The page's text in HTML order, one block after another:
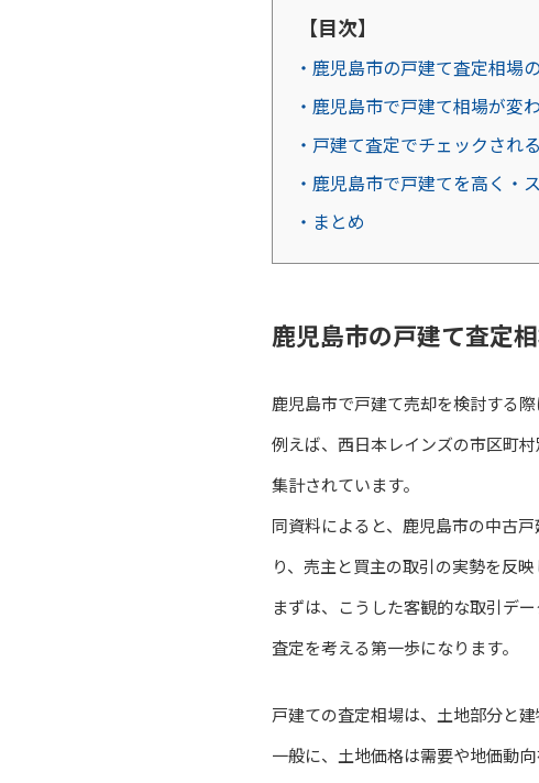
【目次】
・鹿児島市の戸建て査定相場
・鹿児島市で戸建て相場が変
・戸建て査定でチェックされ
・鹿児島市で戸建てを高く・
・まとめ
鹿児島市の戸建て査定
鹿児島市で戸建て売却を検討する
例えば、西日本レインズの市区町
集計されています。
同資料によると、鹿児島市の中古
り、売主と買主の取引の実勢を反
まずは、こうした客観的な取引デ
査定を考える第一歩になります。
戸建ての査定相場は、土地部分と
一般に、土地価格は需要や地価動